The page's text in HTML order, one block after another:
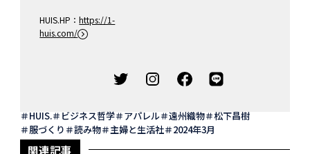
HUIS.HP：https://1-
huis.com/
HUIS. ビジネス哲学 アパレル 遠州織物
松下昌樹
服づくり
読み物 主婦と生活社 2024年3月
関連記事